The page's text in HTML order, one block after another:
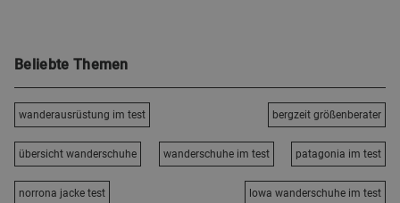
Beliebte Themen
wanderausrüstung im test bergzeit größenberater
übersicht wanderschuhe wanderschuhe im test patagonia im test
norrona jacke test lowa wanderschuhe im test